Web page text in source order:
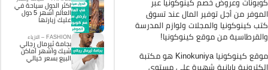
من أجل توفير المال عند تسوق
كينوكونيا والمجلات ولوازم المدرسة
من موقع كينوكونيا!
موقع كينوكونيا Kinokuniya هو مكتبة
اكثر الدول سياحة في
العالم أشهر 5 دول
عليك زيارتها
FASHION – الازياء
بجامة ثيرمال رجالي
شيك وأشهر أماكن
البيع بسعر خيالي